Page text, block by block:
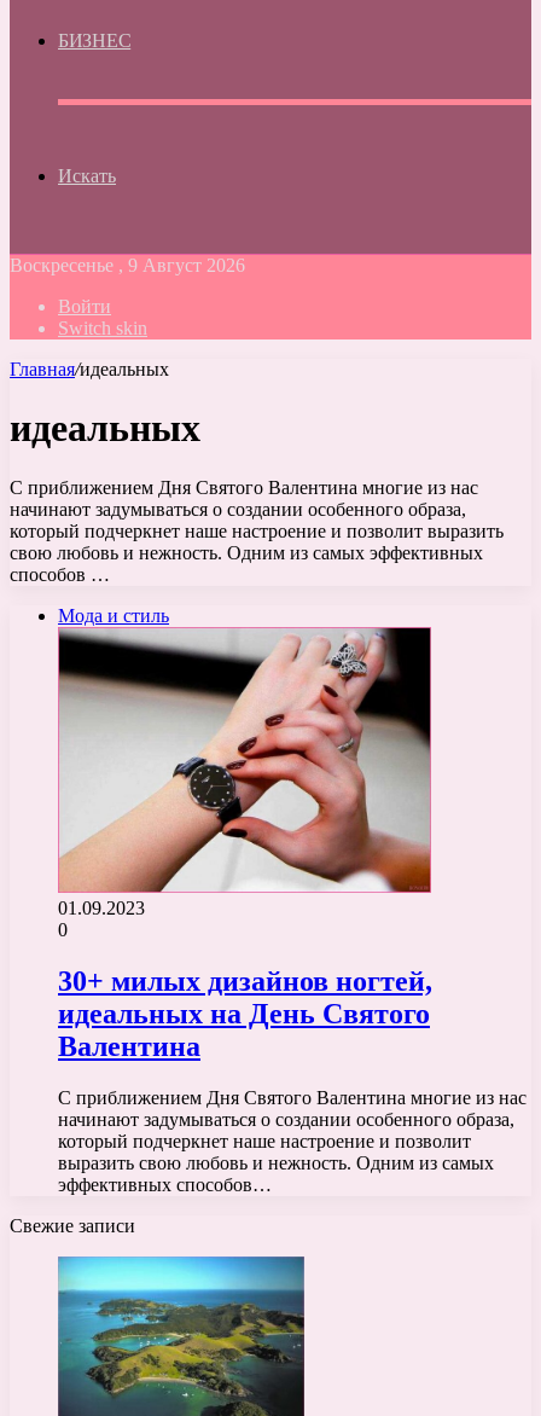
БИЗНЕС
Искать
Воскресенье , 9 Август 2026
Войти
Switch skin
Главная/идеальных
идеальных
С приближением Дня Святого Валентина многие из нас
начинают задумываться о создании особенного образа,
который подчеркнет наше настроение и позволит выразить
свою любовь и нежность. Одним из самых эффективных
способов …
Мода и стиль
01.09.2023
0
30+ милых дизайнов ногтей,
идеальных на День Святого
Валентина
С приближением Дня Святого Валентина многие из нас
начинают задумываться о создании особенного образа,
который подчеркнет наше настроение и позволит
выразить свою любовь и нежность. Одним из самых
эффективных способов…
Свежие записи